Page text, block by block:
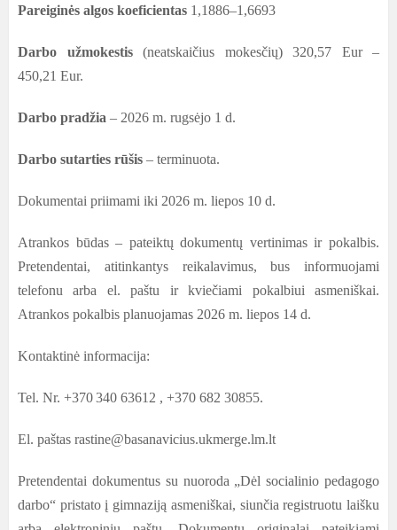
Pareiginės algos koeficientas 1,1886–1,6693
Darbo užmokestis(neatskaičius mokesčių) 320,57 Eur –
450,21 Eur.
Darbo pradžia – 2026 m. rugsėjo 1 d.
Darbo sutarties rūšis – terminuota.
Dokumentai priimami iki 2026 m. liepos 10 d.
Atrankos būdas – pateiktų dokumentų vertinimas ir pokalbis.
Pretendentai, atitinkantys reikalavimus, bus informuojami
telefonu arba el. paštu ir kviečiami pokalbiui asmeniškai.
Atrankos pokalbis planuojamas 2026 m. liepos 14 d.
Kontaktinė informacija:
Tel. Nr. +370340 63612 , +370 682 30855.
El. paštas rastine@basanavicius.ukmerge.lm.lt
Pretendentai dokumentus su nuoroda „Dėl socialinio pedagogo
darbo“ pristato į gimnaziją asmeniškai, siunčia registruotu laišku